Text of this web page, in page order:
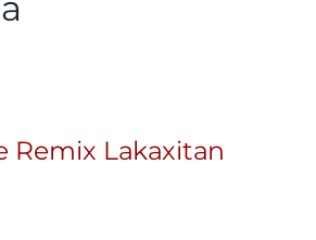
Remix Lakaxitan